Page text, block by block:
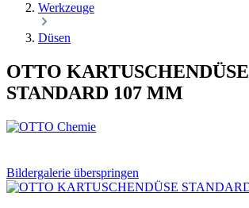
Werkzeuge
Düsen
OTTO KARTUSCHENDÜSE
STANDARD 107 MM
Bildergalerie überspringen